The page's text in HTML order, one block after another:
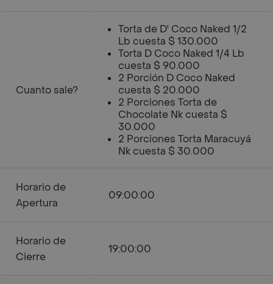
Cuanto sale?
Torta de D' Coco Naked 1/2
Lb cuesta $ 130.000
Torta D Coco Naked 1/4 Lb
cuesta $ 90.000
2 Porción D Coco Naked
cuesta $ 20.000
2 Porciones Torta de
Chocolate Nk cuesta $
30.000
2 Porciones Torta Maracuyá
Nk cuesta $ 30.000
Horario de
Apertura
09:00:00
Horario de
Cierre
19:00:00